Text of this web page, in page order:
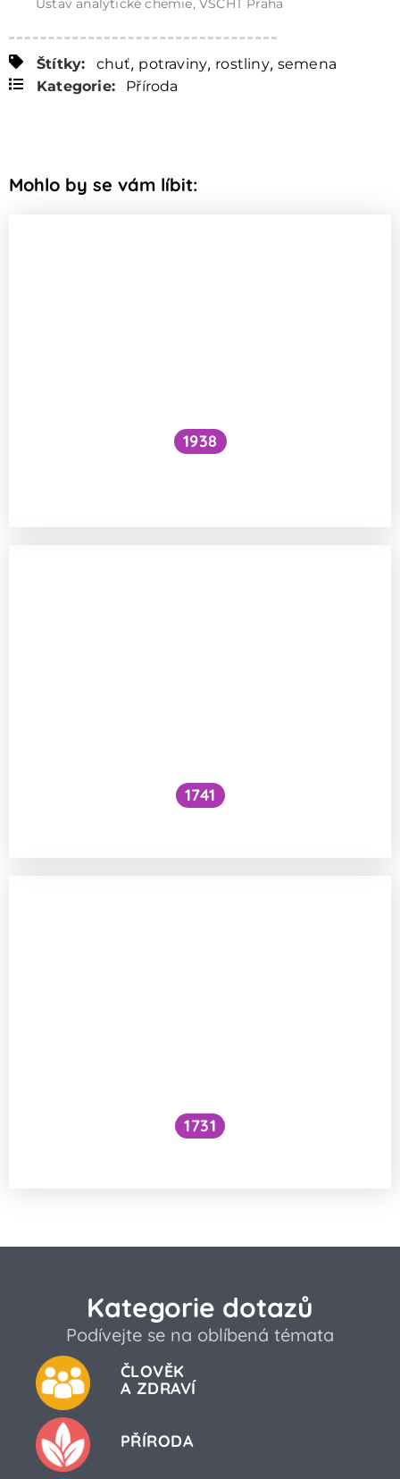
Ústav analytické chemie, VŠCHT Praha
Štítky: chuť, potraviny, rostliny, semena
Kategorie:
Příroda
Mohlo by se vám líbit:
1938
1741
1731
Kategorie dotazů
Podívejte se na oblíbená témata
ČLOVĚK
A ZDRAVÍ
PŘÍRODA